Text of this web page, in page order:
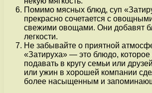
Помимо мясных блюд, суп
прекрасно сочетается с
свежими овощами. Они добавят
легкости.
Не забывайте о приятной
«Затируха» — это блюдо, которое
подавать в кругу семьи или
или ужин в хорошей компании
более насыщенным и